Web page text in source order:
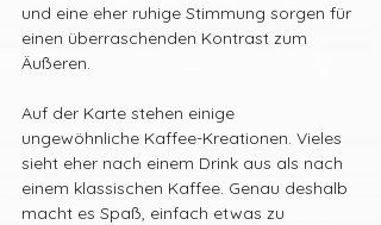
und eine eher ruhige Stimmung sorgen für
einen überraschenden Kontrast zum
Äußeren.
Auf der Karte stehen einige
ungewöhnliche Kaffee-Kreationen. Vieles
sieht eher nach einem Drink aus als nach
einem klassischen Kaffee. Genau deshalb
macht es Spaß, einfach etwas zu